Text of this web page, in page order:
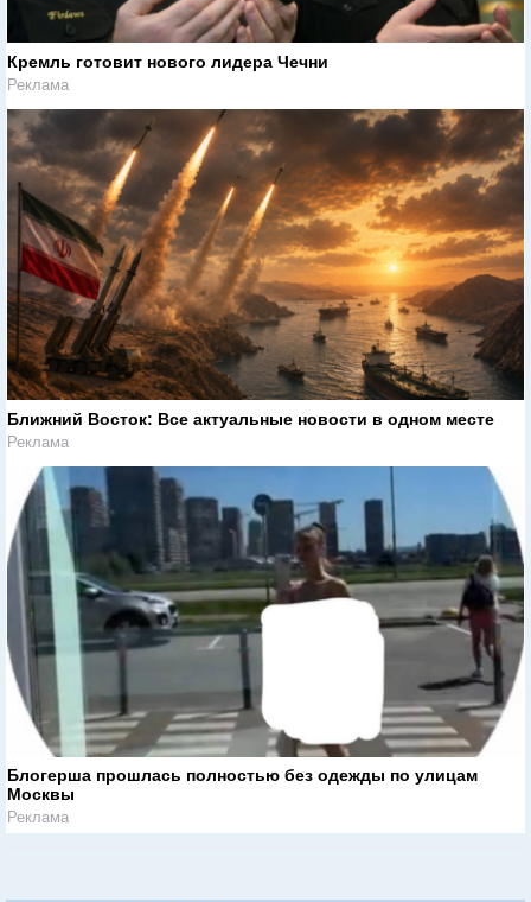
Кремль готовит нового лидера Чечни
Реклама
Ближний Восток: Все актуальные новости в одном месте
Реклама
Блогерша прошлась полностью без одежды по улицам
Москвы
Реклама